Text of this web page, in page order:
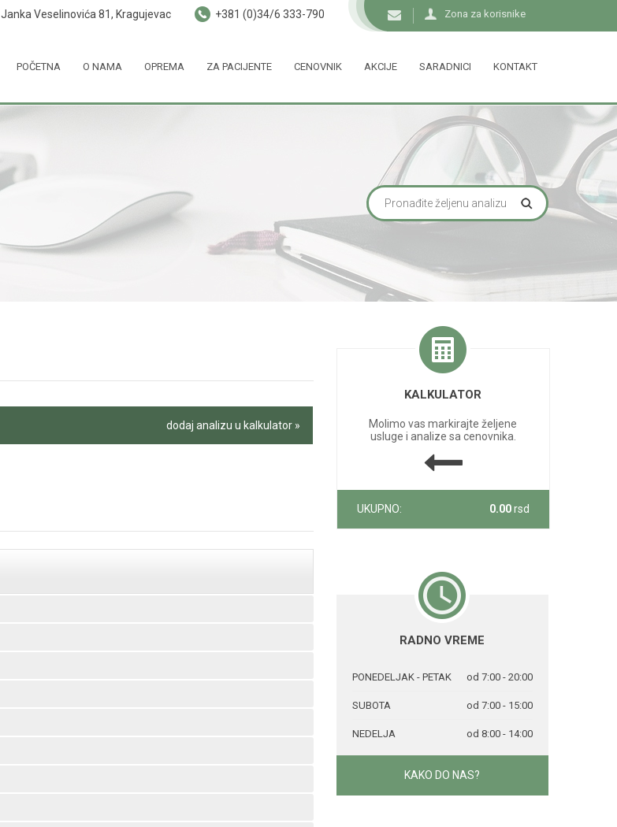
Zona za korisnike
Janka Veselinovića 81, Kragujevac +381 (0)34/6 333-790
POČETNA O NAMA OPREMA ZA PACIJENTE CENOVNIK AKCIJE SARADNICI KONTAKT
dodaj analizu u kalkulator »
KALKULATOR
Molimo vas markirajte željene
usluge i analize sa cenovnika.
UKUPNO: 0.00rsd
RADNO VREME
PONEDELJAK - PETAK od 7:00 - 20:00
SUBOTA od 7:00 - 15:00
NEDELJA od 8:00 - 14:00
KAKO DO NAS?